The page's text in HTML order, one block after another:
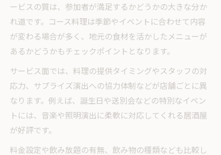
ービスの質は、参加者が満足するかどうかの大きな分か
れ道です。コース料理は季節やイベントに合わせて内容
が変わる場合が多く、地元の食材を活かしたメニューが
あるかどうかもチェックポイントとなります。
サービス面では、料理の提供タイミングやスタッフの対
応力、サプライズ演出への協力体制などが店舗ごとに異
なります。例えば、誕生日や送別会などの特別なイベン
トには、音楽や照明演出に柔軟に対応してくれる居酒屋
が好評です。
料金設定や飲み放題の有無、飲み物の種類なども比較し